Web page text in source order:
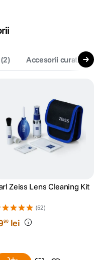
(2) Accesorii curatare si
Zeiss Lens Cleaning Kit
(52)
90 lei